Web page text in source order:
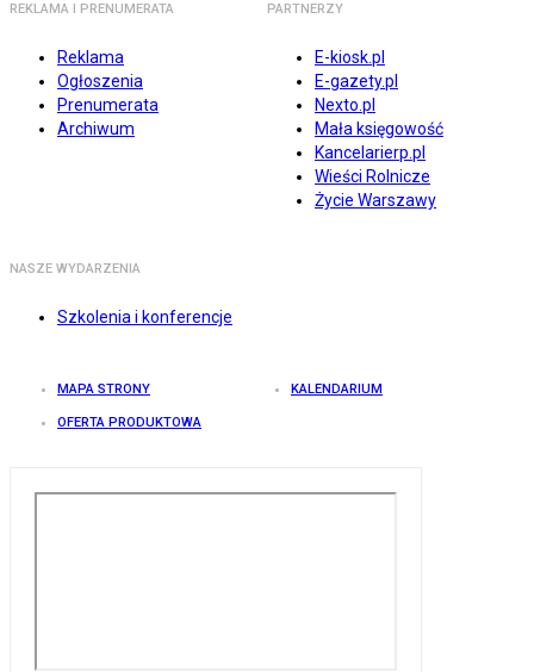
REKLAMA I PRENUMERATA
Reklama
Ogłoszenia
Prenumerata
Archiwum
PARTNERZY
E-kiosk.pl
E-gazety.pl
Nexto.pl
Mała księgowość
Kancelarierp.pl
Wieści Rolnicze
Życie Warszawy
NASZE WYDARZENIA
Szkolenia i konferencje
MAPA STRONY KALENDARIUM
OFERTA PRODUKTOWA